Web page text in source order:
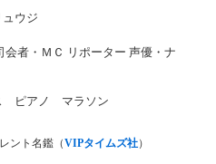
ウジ
会者・ＭＣ リポーター 声優・ナ
ピアノ マラソン
ント名鑑（VIPタイムズ社）